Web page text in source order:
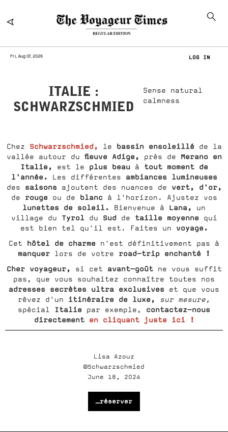
Fri, Aug 07, 2026 LOG IN
ITALIE :
SCHWARZSCHMIED
Sense natural
calmness
Chez Schwarzschmied, le bassin ensoleillé
de la
vallée autour du fleuve Adige, près de Merano en
Italie, est le plus beauà tout moment de
l'année. Les différentes ambiances lumineuses
des saisons ajoutent des nuances de vert, d'or,
de rouge ou de blancà l'horizon. Ajustez vos
lunettes de soleil. Bienvenue à Lana,
un
village du Tyrol du Sud de taille moyennequi
est bien tel qu'il est. Faites un voyage.
Cet hôtel de charme n'est définitivement pas à
manquer lors de votre road-trip enchanté !
Cher voyageur, si cet avant-goûtne vous suffit
pas, que vous souhaitez connaître toutes nos
adresses secrètes ultra exclusives et que vous
rêvez d'un itinéraire de luxe,
sur mesure,
spécial Italie par exemple, contactez-nous
directement en cliquant juste ici !
Lisa Azouz
©Schwarzschmied
June 18, 2024
_réserver